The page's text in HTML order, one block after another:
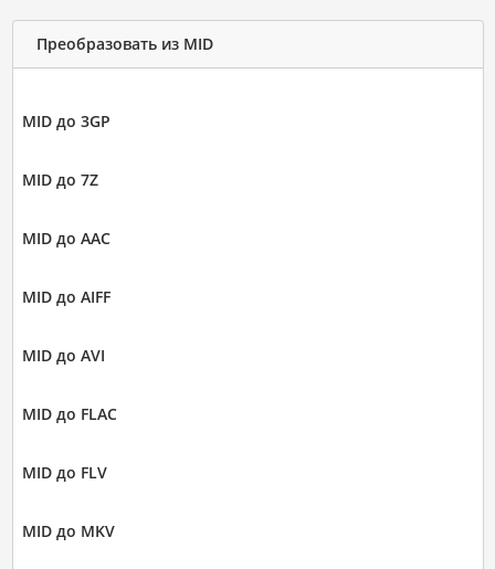
Преобразовать из MID
MID до 3GP
MID до 7Z
MID до AAC
MID до AIFF
MID до AVI
MID до FLAC
MID до FLV
MID до MKV